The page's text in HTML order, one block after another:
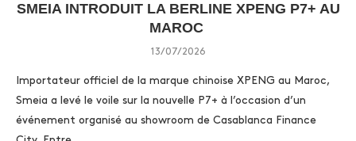
SMEIA INTRODUIT LA BERLINE XPENG P7+ AU
MAROC
13/07/2026
Importateur officiel de la marque chinoise XPENG au Maroc,
Smeia a levé le voile sur la nouvelle P7+ à l’occasion d’un
événement organisé au showroom de Casablanca Finance